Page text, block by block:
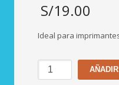
S/19.00
Ideal para
RODILLO
AMARILLO